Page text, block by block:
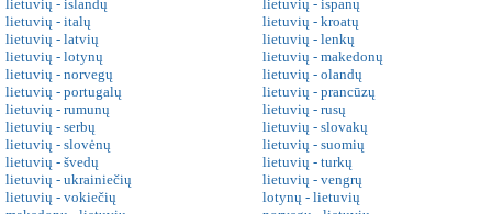
lietuvių - islandų
lietuvių - ispanų
lietuvių - italų
lietuvių - kroatų
lietuvių - latvių
lietuvių - lenkų
lietuvių - lotynų
lietuvių - makedonų
lietuvių - norvegų
lietuvių - olandų
lietuvių - portugalų
lietuvių - prancūzų
lietuvių - rumunų
lietuvių - rusų
lietuvių - serbų
lietuvių - slovakų
lietuvių - slovėnų
lietuvių - suomių
lietuvių - švedų
lietuvių - turkų
lietuvių - ukrainiečių
lietuvių - vengrų
lietuvių - vokiečių
lotynų - lietuvių